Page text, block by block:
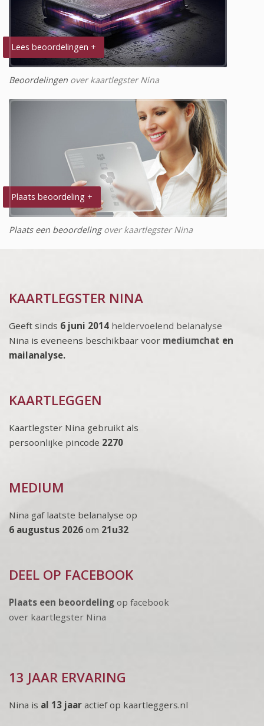
Lees beoordelingen +
Beoordelingen over kaartlegster Nina
Plaats beoordeling +
Plaats een beoordelingover kaartlegster Nina
KAARTLEGSTER NINA
Geeft sinds 6 juni 2014 heldervoelend belanalyse
Nina is eveneens beschikbaar voor mediumchat en
mailanalyse.
KAARTLEGGEN
Kaartlegster Nina gebruikt als
persoonlijke pincode 2270
MEDIUM
Nina gaf laatste belanalyse op
6 augustus 2026 om 21u32
DEEL OP FACEBOOK
Plaats een beoordeling op facebook
over kaartlegster Nina
13 JAAR ERVARING
Nina is al 13 jaar actief op kaartleggers.nl